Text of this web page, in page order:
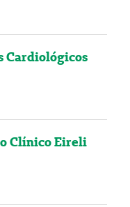
Cardiológicos
Clínico Eireli